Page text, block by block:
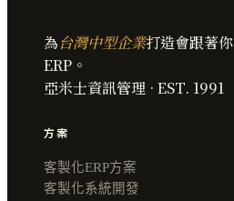
為台灣中型企業打造會跟著你
ERP。
亞米士資訊管理 · EST. 1991
方案
客製化ERP方案
客製化系統開發